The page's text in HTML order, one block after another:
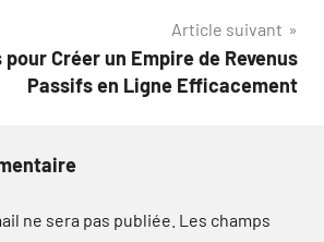
Article suivant
Créer un Empire de Revenus
Passifs en Ligne Efficacement
ne sera pas publiée. Les champs